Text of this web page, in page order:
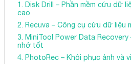
1. Disk Drill – Phần mềm cứu dữ
cao
2. Recuva – Công cụ cứu dữ liệu
3. MiniTool Power Data
nhớ tốt
4. PhotoRec – Khôi phục ảnh và